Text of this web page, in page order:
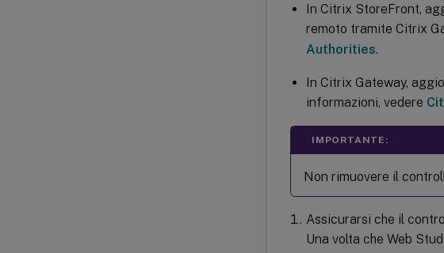
In Citrix StoreFront,
remoto tramite Citrix
Authorities.
In Citrix Gateway,
informazioni, vedere
IMPORTANTE:
Non rimuovere il
Assicurarsi che il
Una volta che Web